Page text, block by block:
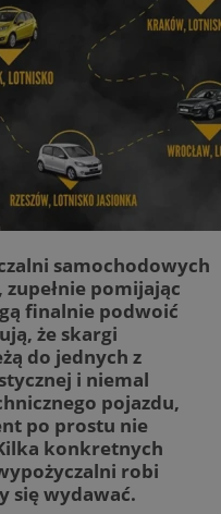
samochodowych
pomijając
finalnie podwoić
że skargi
do jednych z
i niemal
pojazdu,
po prostu nie
konkretnych
robi
się wydawać.